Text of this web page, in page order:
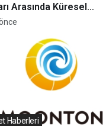
Arasında Küresel
Programı İşbirliği:
500 Bin Mil’e Kadar
Haberleri